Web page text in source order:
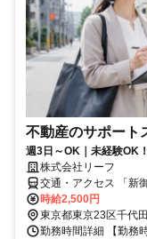
不動産のサポート
週3日～OK｜未経験OK！
株式会社リーフ
交通・アクセス 「新
「淡路町」駅徒歩4分
時給2,500円
東京都東京23区千代
勤務時間詳細 【勤務